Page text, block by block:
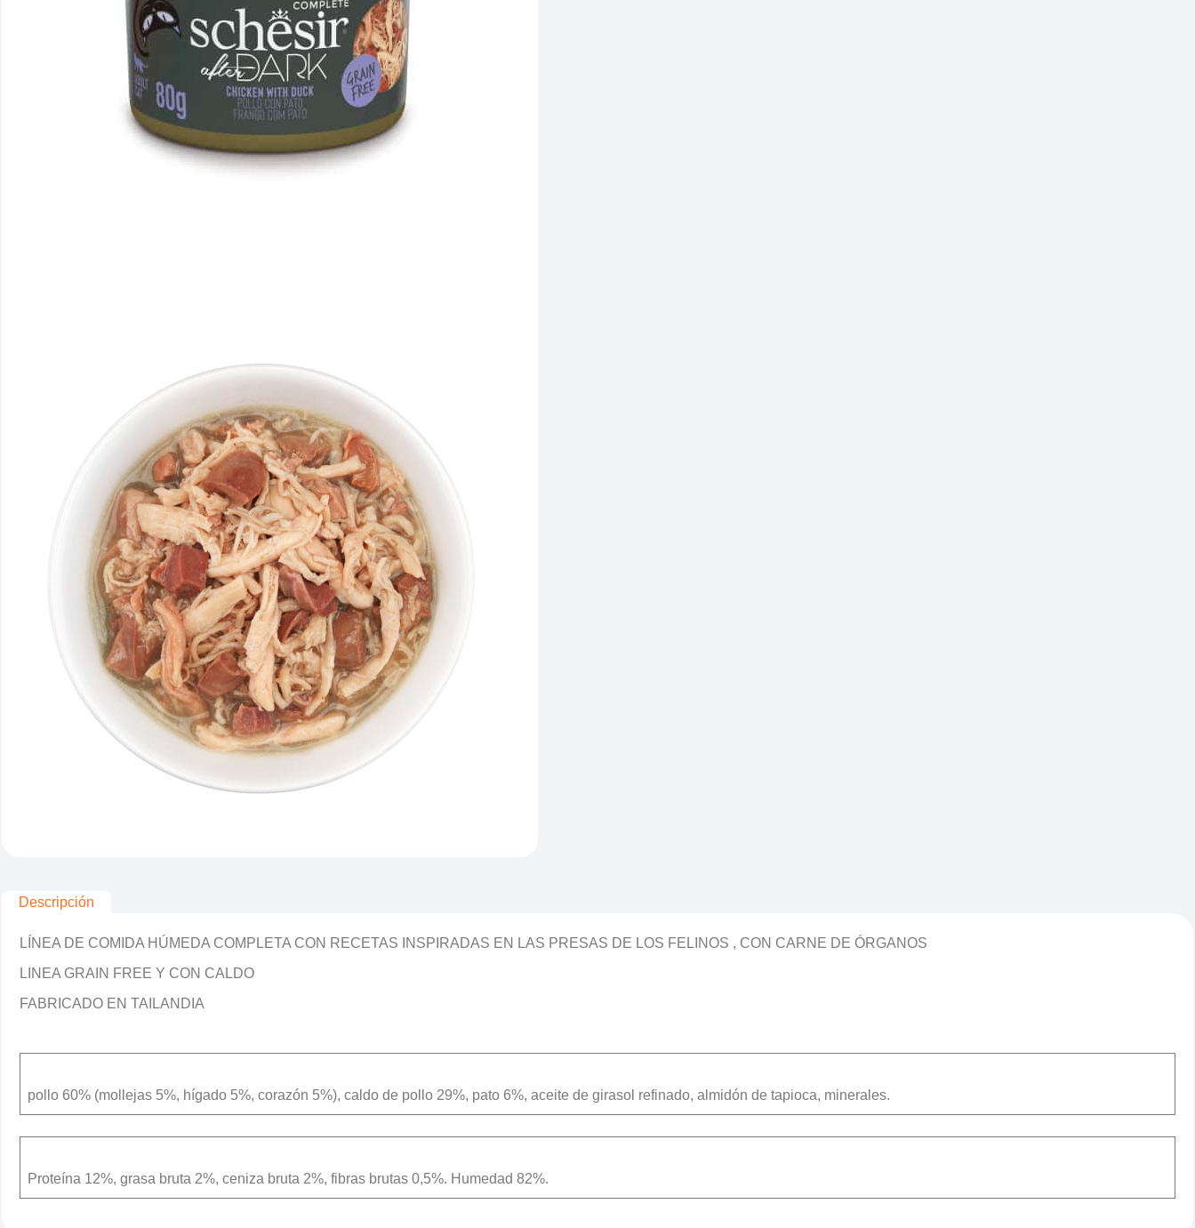
Descripción
LÍNEA DE COMIDA HÚMEDA COMPLETA CON RECETAS INSPIRADAS EN LAS PRESAS DE LOS FELINOS , CON CARNE DE ÓRGANOS
LINEA GRAIN FREE Y CON CALDO
FABRICADO EN TAILANDIA
pollo 60% (mollejas 5%, hígado 5%, corazón 5%), caldo de pollo 29%, pato 6%, aceite de girasol refinado, almidón de tapioca, minerales.
Proteína 12%, grasa bruta 2%, ceniza bruta 2%, fibras brutas 0,5%. Humedad 82%.